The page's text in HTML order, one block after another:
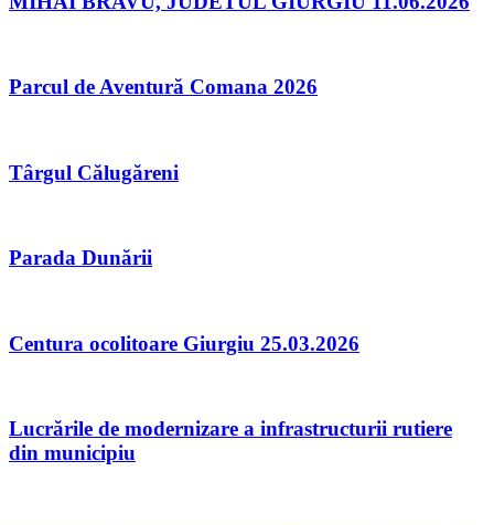
Parcul de Aventură Comana 2026
Târgul Călugăreni
Parada Dunării
Centura ocolitoare Giurgiu 25.03.2026
Lucrările de modernizare a infrastructurii rutiere
din municipiu